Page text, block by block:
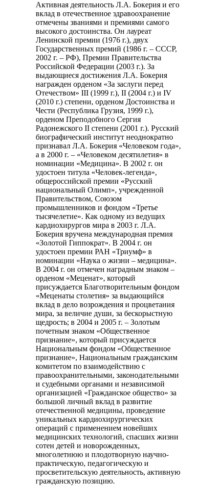
Активная деятельность Л.А. Бокерия и его
вклад в отечественное здравоохранение
отмечены званиями и премиями самого
высокого достоинства. Он лауреат
Ленинской премии (1976 г.), двух
Государственных премий (1986 г. – СССР,
2002 г. – РФ), Премии Правительства
Российской Федерации (2003 г.). За
выдающиеся достижения Л.А. Бокерия
награжден орденом «За заслуги перед
Отечеством» III (1999 г.), II (2004 г.) и IV
(2010 г.) степени, орденом Достоинства и
Чести (Республика Грузия, 1999 г.),
орденом Преподобного Сергия
Радонежского II степени (2001 г.). Русский
биографический институт неоднократно
признавал Л.А. Бокерия «Человеком года»,
а в 2000 г. – «Человеком десятилетия» в
номинации «Медицина». В 2002 г. он
удостоен титула «Человек-легенда»,
общероссийской премии «Русский
национальный Олимп», учрежденной
Правительством, Союзом
промышленников и фондом «Третье
тысячелетие». Как одному из ведущих
кардиохирургов мира в 2003 г. Л.А.
Бокерия вручена международная премия
«Золотой Гиппократ». В 2004 г. он
удостоен премии РАН «Триумф» в
номинации «Наука о жизни – медицина».
В 2004 г. он отмечен наградным знаком –
орденом «Меценат», который
присуждается Благотворительным фондом
«Меценаты столетия» за выдающийся
вклад в дело возрождения и процветания
мира, за величие души, за бескорыстную
щедрость; в 2004 и 2005 г. – Золотым
почетным знаком «Общественное
признание», который присуждается
Национальным фондом «Общественное
признание», Национальным гражданским
комитетом по взаимодействию с
правоохранительными, законодательными
и судебными органами и независимой
организацией «Гражданское общество» за
большой личный вклад в развитие
отечественной медицины, проведение
уникальных кардиохирургических
операций с применением новейших
медицинских технологий, спасших жизни
сотен детей и новорожденных,
многолетнюю и плодотворную научно-
практическую, педагогическую и
просветительскую деятельность, активную
гражданскую позицию.